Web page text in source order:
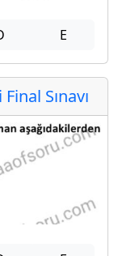
E
Sınavı